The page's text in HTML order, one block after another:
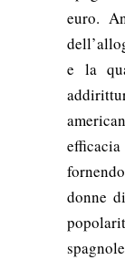
euro.
e la
donne